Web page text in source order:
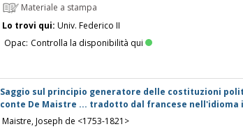
Materiale a stampa
Lo trovi qui: Univ. Federico II
Opac: Controlla la disponibilità qui
Saggio sul principio generatore delle costituzioni
conte De Maistre ... tradotto dal francese nell'idioma
Maistre, Joseph de <1753-1821>